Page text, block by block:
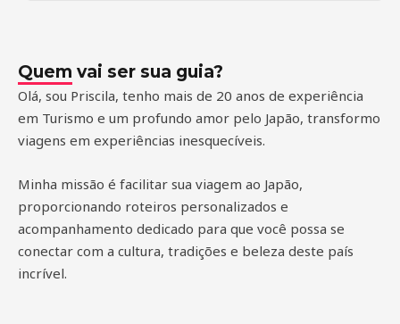
Quem vai ser sua guia?
Olá, sou Priscila, tenho mais de 20 anos de experiência
em Turismo e um profundo amor pelo Japão, transformo
viagens em experiências inesquecíveis.
Minha missão é facilitar sua viagem ao Japão,
proporcionando roteiros personalizados e
acompanhamento dedicado para que você possa se
conectar com a cultura, tradições e beleza deste país
incrível.